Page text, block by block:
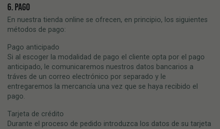
6. PAGO
En nuestra tienda online se ofrecen, en principio, los siguientes
métodos de pago:
Pago anticipado
Si al escoger la modalidad de pago el cliente opta por el pago
anticipado, le comunicaremos nuestros datos bancarios a
tráves de un correo electrónico por separado y le
entregaremos la mercancía una vez que se haya recibido el
pago.
Tarjeta de crédito
Durante el proceso de pedido introduzca los datos de su tarjeta